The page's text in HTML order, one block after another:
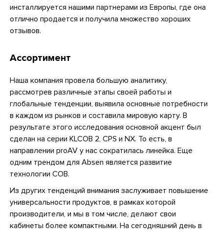
инсталлируется нашими партнерами из Европы, где она
отлично продается и получила множество хороших
отзывов.
Ассортимент
Наша компания провела большую аналитику,
рассмотрев различные этапы своей работы и
глобальные тенденции, выявила основные потребности
в каждом из рынков и составила мировую карту. В
результате этого исследования основной акцент был
сделан на серии KLCOB 2, CPS и NX. То есть, в
направлении proAV у нас сократилась линейка. Еще
одним трендом для Absen является развитие
технологии COB.
Из других тенденций внимания заслуживает повышение
универсальности продуктов, в рамках которой
производители, и мы в том числе, делают свои
кабинеты более компактными. На сегодняшний день в